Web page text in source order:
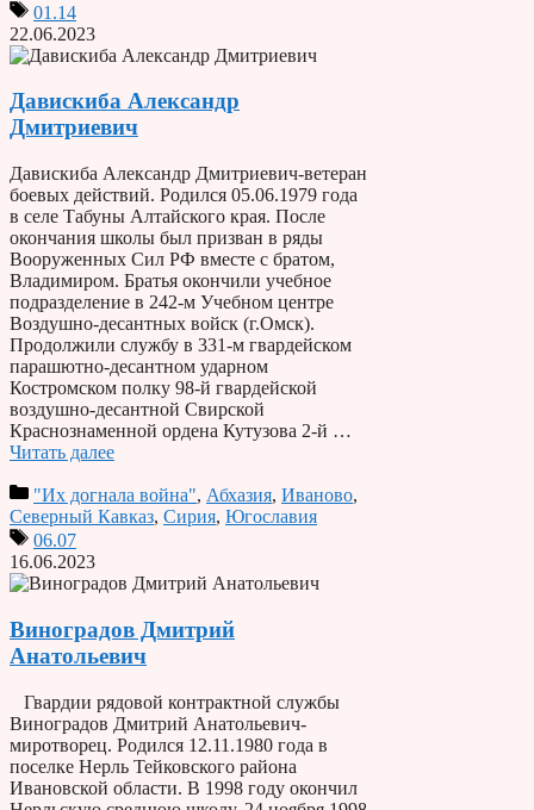
01.14
22.06.2023
Давискиба Александр
Дмитриевич
Давискиба Александр Дмитриевич-ветеран
боевых действий. Родился 05.06.1979 года
в селе Табуны Алтайского края. После
окончания школы был призван в ряды
Вооруженных Сил РФ вместе с братом,
Владимиром. Братья окончили учебное
подразделение в 242-м Учебном центре
Воздушно-десантных войск (г.Омск).
Продолжили службу в 331-м гвардейском
парашютно-десантном ударном
Костромском полку 98-й гвардейской
воздушно-десантной Свирской
Краснознаменной ордена Кутузова 2-й …
Читать далее
"Их догнала война", Абхазия, Иваново,
Северный Кавказ, Сирия, Югославия
06.07
16.06.2023
Виноградов Дмитрий
Анатольевич
Гвардии рядовой контрактной службы
Виноградов Дмитрий Анатольевич-
миротворец. Родился 12.11.1980 года в
поселке Нерль Тейковского района
Ивановской области. В 1998 году окончил